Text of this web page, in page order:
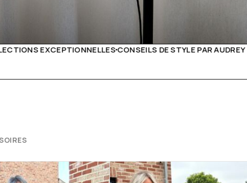
DE STYLE PAR AUDREY B LIVRAISON PARTOUT EN